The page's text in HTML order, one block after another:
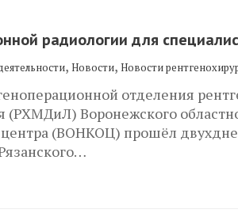
радиологии для
, Новости, Новости
отделения
(РХМДиЛ) Воронежского
центра (ВОНКОЦ) прошёл